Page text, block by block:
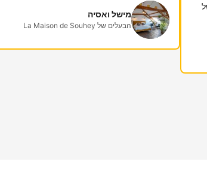
מישל ואסיה
הבעלים של La Maison de Souhey